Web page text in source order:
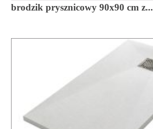
brodzik prysznicowy 90x90 cm z...